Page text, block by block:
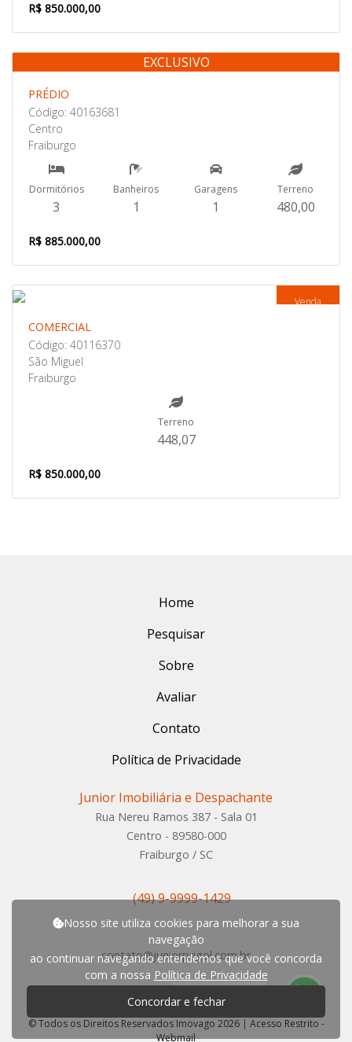
R$ 850.000,00
Venda
EXCLUSIVO
PRÉDIO
Código: 40163681
Centro
Fraiburgo
Dormitórios
3
Banheiros
1
Garagens
1
Terreno
480,00
R$ 885.000,00
Venda
COMERCIAL
Código: 40116370
São Miguel
Fraiburgo
Terreno
448,07
R$ 850.000,00
Nosso site utiliza cookies para melhorar a sua
navegação
ao continuar navegando entendemos que você concorda
com a nossa Política de Privacidade
Concordar e fechar
Home
Pesquisar
Sobre
Avaliar
Contato
Política de Privacidade
Junior Imobiliária e Despachante
Rua Nereu Ramos 387 - Sala 01
Centro - 89580-000
Fraiburgo / SC
(49) 9-9999-1429
contato@juniorprigol.com.br
© Todos os Direitos Reservados Imovago 2026| Acesso Restrito -
Webmail
ci a